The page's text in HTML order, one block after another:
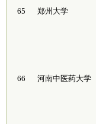
65 郑州大学
66 河南中医药大学